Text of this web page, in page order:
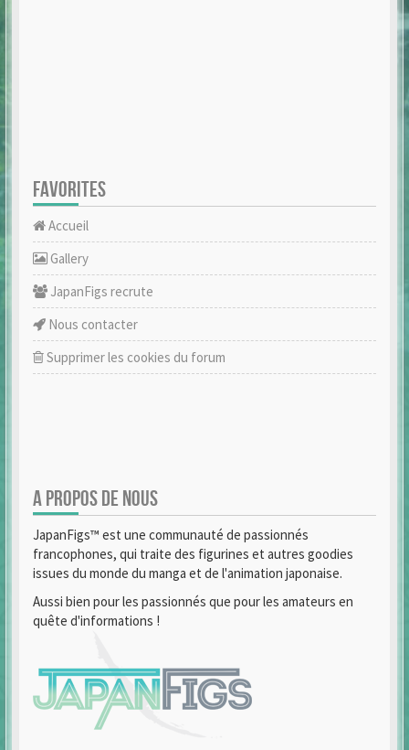
FAVORITES
Accueil
Gallery
JapanFigs recrute
Nous contacter
Supprimer les cookies du forum
A PROPOS DE NOUS
JapanFigs™ est une communauté de passionnés
francophones, qui traite des figurines et autres goodies
issues du monde du manga et de l'animation japonaise.
Aussi bien pour les passionnés que pour les amateurs en
quête d'informations !